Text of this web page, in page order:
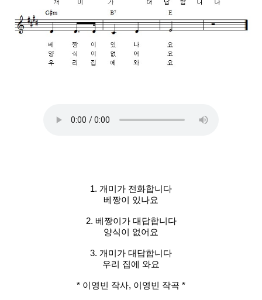
1. 개미가 전화합니다
베짱이 있나요
2. 베짱이가 대답합니다
양식이 없어요
3. 개미가 대답합니다
우리 집에 와요
* 이영빈 작사, 이영빈 작곡 *